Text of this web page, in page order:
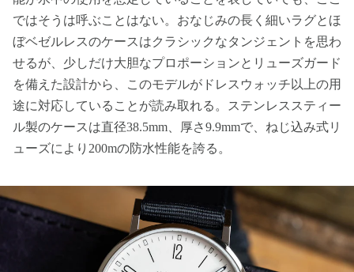
ではそうは呼ぶことはない。おなじみの長く細いラグとほ
ぼベゼルレスのケースはクラシックなタンジェントを思わ
せるが、少しだけ大胆なプロポーションとリューズガード
を備えた設計から、このモデルがドレスウォッチ以上の用
途に対応していることが読み取れる。ステンレススティー
ル製のケースは直径38.5mm、厚さ9.9mmで、ねじ込み式リ
ューズにより200mの防水性能を誇る。